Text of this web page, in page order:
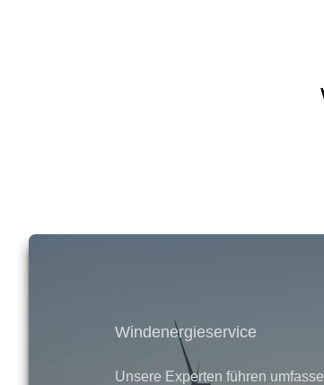
Windenergieservice
Unsere Experten führen